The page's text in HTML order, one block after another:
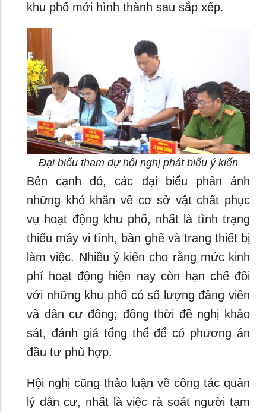
khu phố mới hình thành sau sắp xếp.
Đại biểu tham dự hội nghị phát biểu ý kiến
Bên cạnh đó, các đại biểu phản ánh
những khó khăn về cơ sở vật chất phục
vụ hoạt động khu phố, nhất là tình trạng
thiếu máy vi tính, bàn ghế và trang thiết bị
làm việc. Nhiều ý kiến cho rằng mức kinh
phí hoạt động hiện nay còn hạn chế đối
với những khu phố có số lượng đảng viên
và dân cư đông; đồng thời đề nghị khảo
sát, đánh giá tổng thể để có phương án
đầu tư phù hợp.
Hội nghị cũng thảo luận về công tác quản
lý dân cư, nhất là việc rà soát người tạm